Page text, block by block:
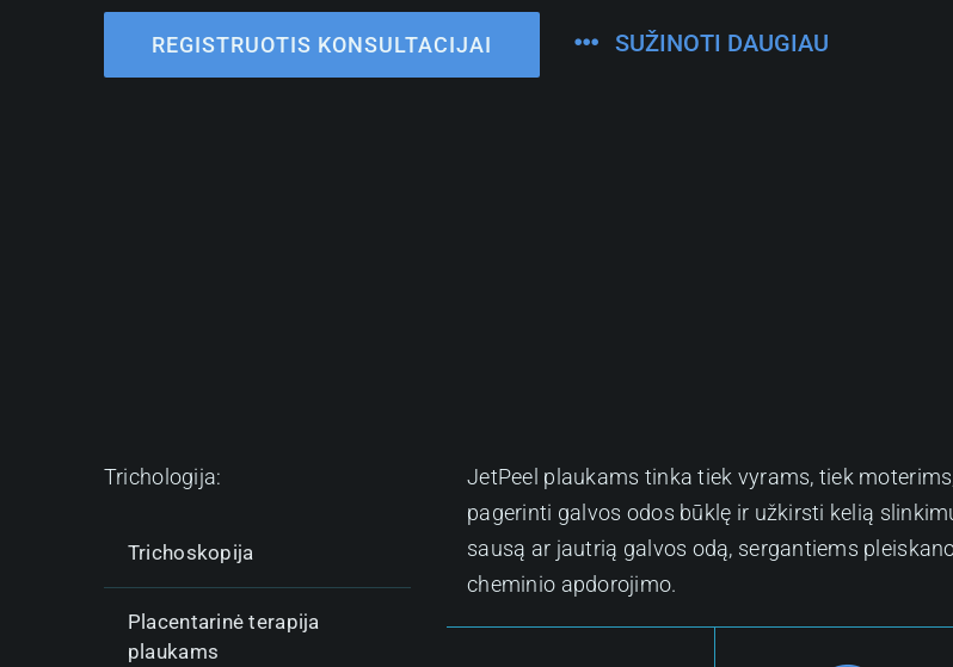
REGISTRUOTIS KONSULTACIJAI SUŽINOTI DAUGIAU
Trichologija:
Trichoskopija
Placentarinė terapija
plaukams
JetPeel plaukams tinka tiek vyrams, tiek
pagerinti galvos odos būklę ir užkirsti kelią
sausą ar jautrią galvos odą, sergantiems
cheminio apdorojimo.